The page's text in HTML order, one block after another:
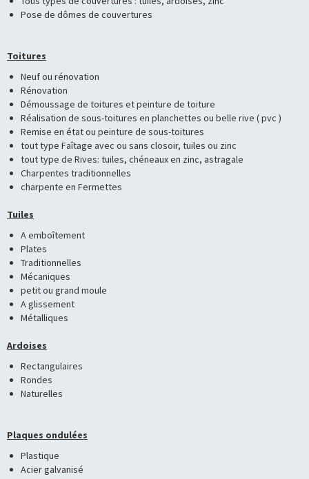
Pose de dômes de couvertures
Toitures
Neuf ou rénovation
Rénovation
Démoussage de toitures et peinture de toiture
Réalisation de sous-toitures en planchettes ou belle rive ( pvc )
Remise en état ou peinture de sous-toitures
tout type Faîtage avec ou sans closoir, tuiles ou zinc
tout type de Rives: tuiles, chéneaux en zinc, astragale
Charpentes traditionnelles
charpente en Fermettes
Tuiles
A emboîtement
Plates
Traditionnelles
Mécaniques
petit ou grand moule
A glissement
Métalliques
Ardoises
Rectangulaires
Rondes
Naturelles
Plaques ondulées
Plastique
Acier galvanisé